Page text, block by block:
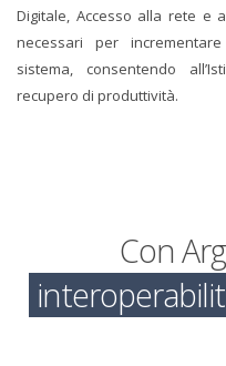
Digitale, Accesso alla rete e
necessari per incrementare
sistema, consentendo
recupero di produttività.
Con